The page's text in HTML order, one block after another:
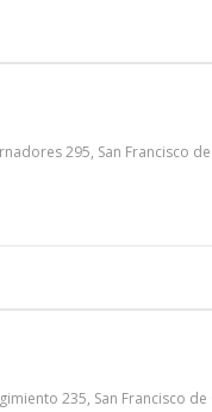
295, San Francisco
235, San Francisco de